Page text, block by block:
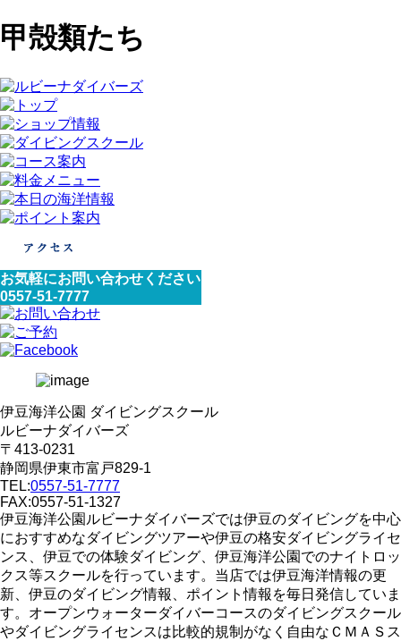
甲殻類たち
お気軽にお問い合わせください
0557-51-7777
伊豆海洋公園 ダイビングスクール
ルビーナダイバーズ
〒413-0231
静岡県伊東市富戸829-1
TEL:0557-51-7777
FAX:0557-51-1327
伊豆海洋公園ルビーナダイバーズでは伊豆のダイビングを中心
におすすめなダイビングツアーや伊豆の格安ダイビングライセ
ンス、伊豆での体験ダイビング、伊豆海洋公園でのナイトロッ
クス等スクールを行っています。当店では伊豆海洋情報の更
新、伊豆のダイビング情報、ポイント情報を毎日発信していま
す。オープンウォーターダイバーコースのダイビングスクール
やダイビングライセンスは比較的規制がなく自由なＣＭＡＳス